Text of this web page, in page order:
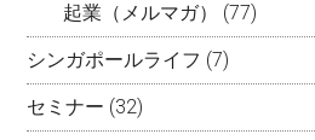
起業（メルマガ）
(77)
シンガポールライフ (7)
セミナー (32)